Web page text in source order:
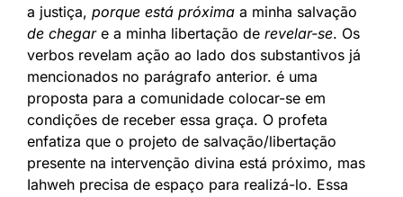
a justiça, porque está próxima a minha salvação
de chegar e a minha libertação de revelar-se. Os
verbos revelam ação ao lado dos substantivos já
mencionados no parágrafo anterior. é uma
proposta para a comunidade colocar-se em
condições de receber essa graça. O profeta
enfatiza que o projeto de salvação/libertação
presente na intervenção divina está próximo, mas
Iahweh precisa de espaço para realizá-lo. Essa